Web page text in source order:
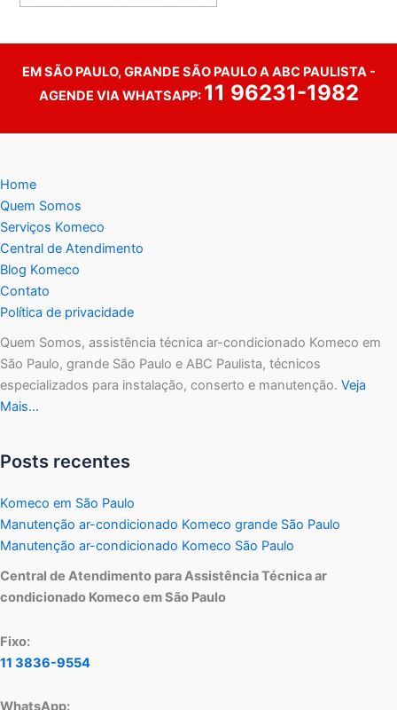
EM SÃO PAULO, GRANDE SÃO PAULO A ABC PAULISTA -
AGENDE VIA WHATSAPP: 11 96231-1982
Home
Quem Somos
Serviços Komeco
Central de Atendimento
Blog Komeco
Contato
Política de privacidade
Quem Somos, assistência técnica ar-condicionado Komeco em
São Paulo, grande São Paulo e ABC Paulista, técnicos
especializados para instalação, conserto e manutenção. Veja
Mais…
Posts recentes
Komeco em São Paulo
Manutenção ar-condicionado Komeco grande São Paulo
Manutenção ar-condicionado Komeco São Paulo
Central de Atendimento para Assistência Técnica ar
condicionado Komeco em São Paulo
Fixo:
11 3836-9554